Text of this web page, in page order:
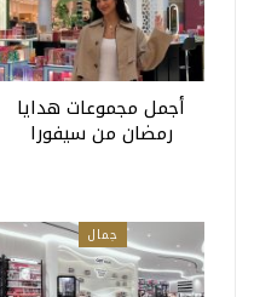
أجمل مجموعات هدايا
رمضان من سيفورا
جمال